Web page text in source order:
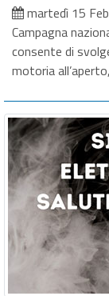
martedì 15
Campagna
consente di
motoria